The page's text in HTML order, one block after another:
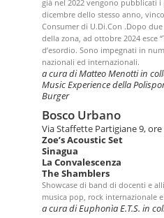
già nel 2022 vengono pubblicati
dicembre dello stesso anno,
Consumer di U.Di.Con .Dopo
della zona, ad ottobre 2024 esce
d’esordio. Sono impegnati in
nazionali ed internazionali.
a cura di Matteo Menotti in
Music Experience della
Burger
Bosco Urbano
Via Staffette Partigiane 9, ore
Zoe’s Acoustic Set
Sinagua
La Convalescenza
The Shamblers
Showcase di band di docenti e
musica pop, rock internazionale
a cura di Euphonìa E.T.S. in